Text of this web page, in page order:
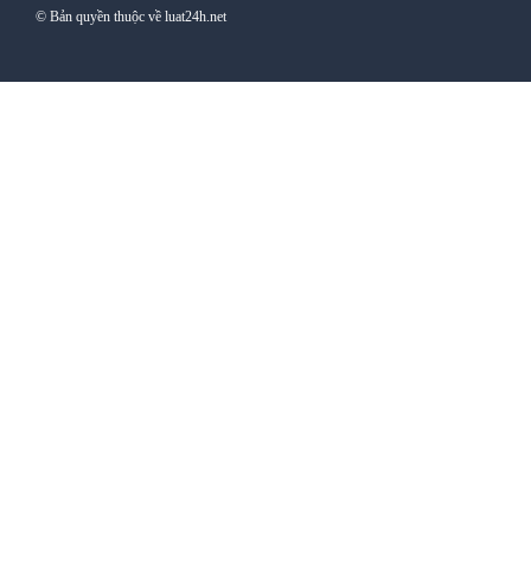
© Bản quyền thuộc về luat24h.net